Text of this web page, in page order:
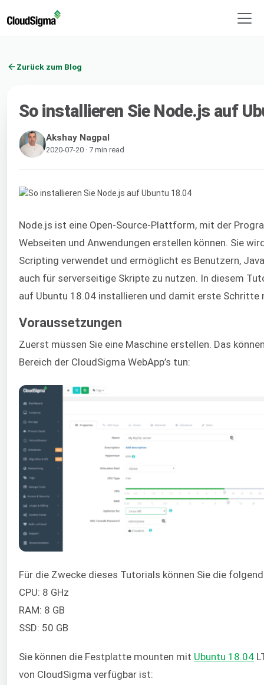
Zurück zum Blog
So installieren Sie Node.js auf
Akshay Nagpal
2020-07-20 · 7 min read
Node.js ist eine Open-Source-Plattform, mit der
Webseiten und Anwendungen erstellen können. Sie
Scripting verwendet und ermöglicht es Benutzern,
auch für serverseitige Skripte zu nutzen. In diesem
auf Ubuntu 18.04 installieren und damit erste Schritte
Voraussetzungen
Zuerst müssen Sie eine Maschine erstellen. Das
Bereich der CloudSigma WebApp’s tun:
Für die Zwecke dieses Tutorials können Sie die
CPU: 8 GHz
RAM: 8 GB
SSD: 50 GB
Sie können die Festplatte mounten mit Ubuntu 18.04
von CloudSigma verfügbar ist: